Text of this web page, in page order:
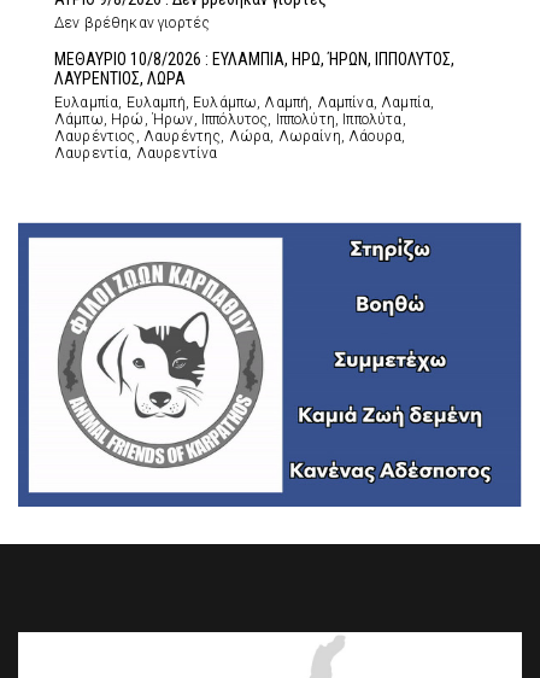
Δεν βρέθηκαν γιορτές
ΜΕΘΑΥΡΙΟ 10/8/2026 : ΕΥΛΑΜΠΙΑ, ΗΡΩ, ΉΡΩΝ, ΙΠΠΟΛΥΤΟΣ,
ΛΑΥΡΕΝΤΙΟΣ, ΛΩΡΑ
Ευλαμπία, Ευλαμπή, Ευλάμπω, Λαμπή, Λαμπίνα, Λαμπία,
Λάμπω, Ηρώ, Ήρων, Ιππόλυτος, Ιππολύτη, Ιππολύτα,
Λαυρέντιος, Λαυρέντης, Λώρα, Λωραίνη, Λάουρα,
Λαυρεντία, Λαυρεντίνα